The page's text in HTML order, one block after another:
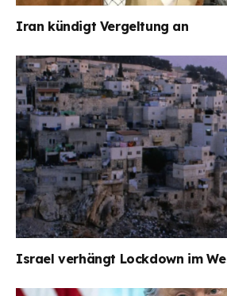
Iran kündigt Vergeltung an
Israel verhängt Lockdown im